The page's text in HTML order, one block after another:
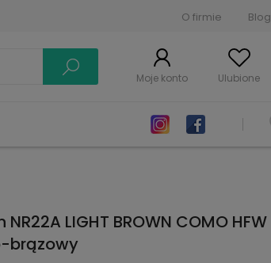
O firmie Blog
Moje konto Ulubione
NR22A LIGHT BROWN COMO HFW
brązowy